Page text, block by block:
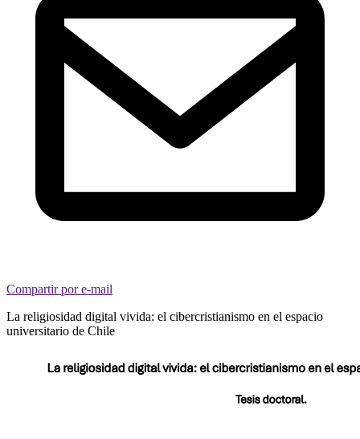
Compartir por e-mail
La religiosidad digital vivida: el cibercristianismo en el espacio
universitario de Chile